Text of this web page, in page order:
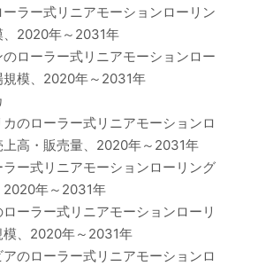
ー式リニアモーションローリン
、2020年～2031年
ーラー式リニアモーションロー
規模、2020年～2031年
ローラー式リニアモーションロ
上高・販売量、2020年～2031年
式リニアモーションローリング
2020年～2031年
ラー式リニアモーションローリ
模、2020年～2031年
ローラー式リニアモーションロ